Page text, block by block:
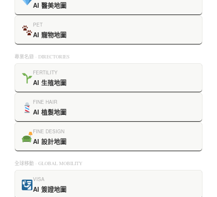
AI 醫美地圖
PET
AI 寵物地圖
專業名錄 · DIRECTORIES
FERTILITY
AI 生殖地圖
FINE HAIR
AI 植髮地圖
FINE DESIGN
AI 設計地圖
全球移動 · GLOBAL MOBILITY
VISA
AI 簽證地圖